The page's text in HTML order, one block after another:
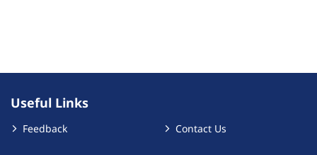
Useful Links
Feedback Contact Us